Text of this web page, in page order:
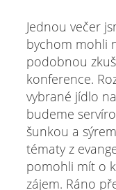
Jednou večer
bychom mohli
podobnou
konference.
vybrané jídlo
budeme
šunkou a
tématy z
pomohli mít o
zájem. Ráno